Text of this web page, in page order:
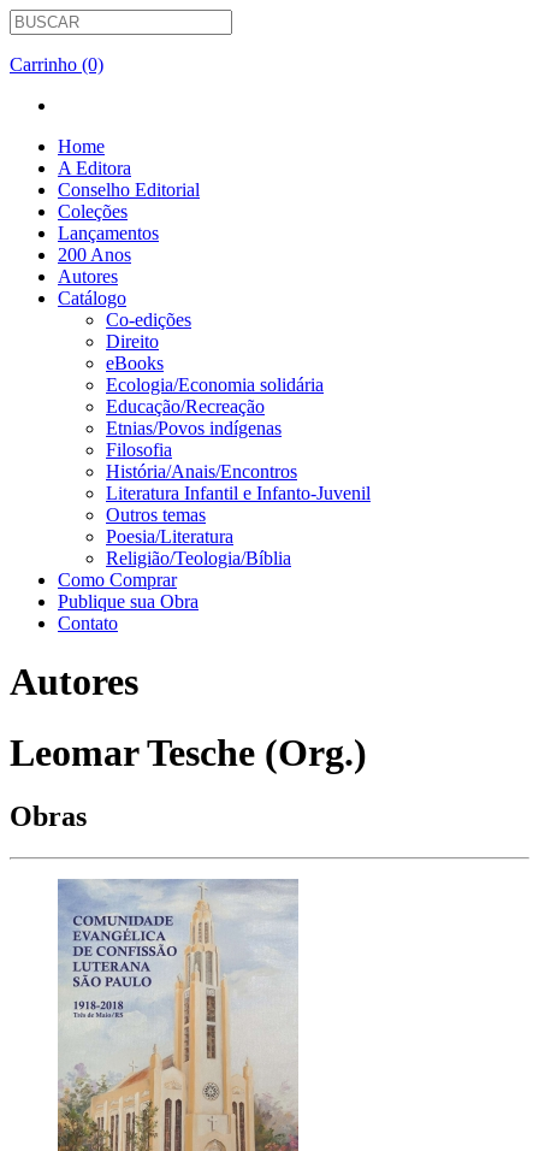
Carrinho (0)
Home
A Editora
Conselho Editorial
Coleções
Lançamentos
200 Anos
Autores
Catálogo
Co-edições
Direito
eBooks
Ecologia/Economia solidária
Educação/Recreação
Etnias/Povos indígenas
Filosofia
História/Anais/Encontros
Literatura Infantil e Infanto-Juvenil
Outros temas
Poesia/Literatura
Religião/Teologia/Bíblia
Como Comprar
Publique sua Obra
Contato
Autores
Leomar Tesche (Org.)
Obras